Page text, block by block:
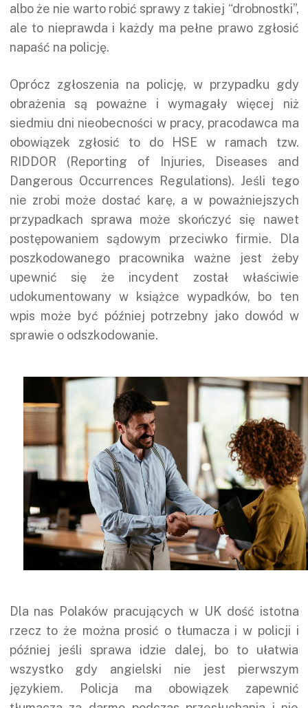
albo że nie warto robić sprawy z takiej “drobnostki”,
ale to nieprawda i każdy ma pełne prawo zgłosić
napaść na policję.
Oprócz zgłoszenia na policję, w przypadku gdy
obrażenia są poważne i wymagały więcej niż
siedmiu dni nieobecności w pracy, pracodawca ma
obowiązek zgłosić to do HSE w ramach tzw.
RIDDOR (Reporting of Injuries, Diseases and
Dangerous Occurrences Regulations). Jeśli tego
nie zrobi może dostać karę, a w poważniejszych
przypadkach sprawa może skończyć się nawet
postępowaniem sądowym przeciwko firmie. Dla
poszkodowanego pracownika ważne jest żeby
upewnić się że incydent został właściwie
udokumentowany w książce wypadków, bo ten
wpis może być później potrzebny jako dowód w
sprawie o odszkodowanie.
Dla nas Polaków pracujących w UK dość istotna
rzecz to że można prosić o tłumacza i w policji i
później jeśli sprawa idzie dalej, bo to ułatwia
wszystko gdy angielski nie jest pierwszym
językiem. Policja ma obowiązek zapewnić